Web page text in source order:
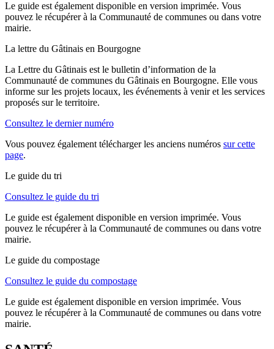
Le guide est également disponible en version imprimée. Vous
pouvez le récupérer à la Communauté de communes ou dans votre
mairie.
La lettre du Gâtinais en Bourgogne
La Lettre du Gâtinais est le bulletin d’information de la
Communauté de communes du Gâtinais en Bourgogne. Elle vous
informe sur les projets locaux, les événements à venir et les services
proposés sur le territoire.
Consultez le dernier numéro
Vous pouvez également télécharger les anciens numéros sur cette
page.
Le guide du tri
Consultez le guide du tri
Le guide est également disponible en version imprimée. Vous
pouvez le récupérer à la Communauté de communes ou dans votre
mairie.
Le guide du compostage
Consultez le guide du compostage
Le guide est également disponible en version imprimée. Vous
pouvez le récupérer à la Communauté de communes ou dans votre
mairie.